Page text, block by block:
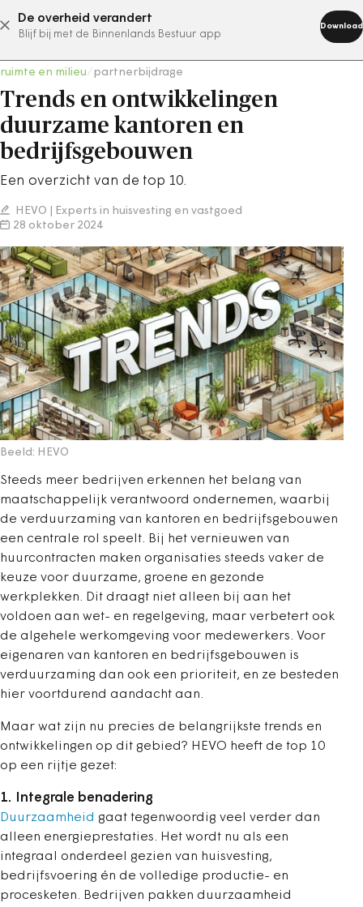
De overheid verandert
Blijf bij met de Binnenlands Bestuur app
Download
abonneer nu
ruimte en milieu partnerbijdrage
Trends en ontwikkelingen
duurzame kantoren en
bedrijfsgebouwen
Een overzicht van de top 10.
HEVO | Experts in huisvesting en vastgoed
28 oktober 2024
Beeld: HEVO
Steeds meer bedrijven erkennen het belang van
maatschappelijk verantwoord ondernemen, waarbij
de verduurzaming van kantoren en bedrijfsgebouwen
een centrale rol speelt. Bij het vernieuwen van
huurcontracten maken organisaties steeds vaker de
keuze voor duurzame, groene en gezonde
werkplekken. Dit draagt niet alleen bij aan het
voldoen aan wet- en regelgeving, maar verbetert ook
de algehele werkomgeving voor medewerkers. Voor
eigenaren van kantoren en bedrijfsgebouwen is
verduurzaming dan ook een prioriteit, en ze besteden
hier voortdurend aandacht aan.
Maar wat zijn nu precies de belangrijkste trends en
ontwikkelingen op dit gebied? HEVO heeft de top 10
op een rijtje gezet:
1. Integrale benadering
Duurzaamheid gaat tegenwoordig veel verder dan
alleen energieprestaties. Het wordt nu als een
integraal onderdeel gezien van huisvesting,
bedrijfsvoering én de volledige productie- en
procesketen. Bedrijven pakken duurzaamheid